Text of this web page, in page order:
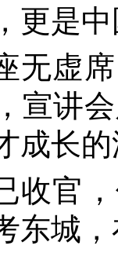
更是
无虚
宣讲
成长
收官
东城